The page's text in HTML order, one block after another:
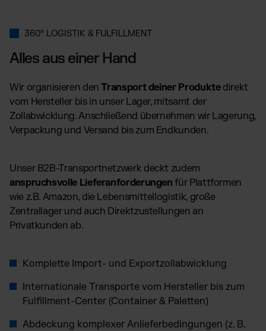
360° LOGISTIK & FULFILLMENT
Alles aus einer Hand
Wir organisieren denTransport deiner Produktedirekt
vom Hersteller bis in unser Lager, mitsamt der
Zollabwicklung. Anschließend übernehmen wir Lagerung,
Verpackung und Versand bis zum Endkunden.
Unser B2B-Transportnetzwerk deckt zudem
anspruchsvolle Lieferanforderungen für Plattformen
wie z.B. Amazon, die Lebensmittellogistik, große
Zentrallager und auch Direktzustellungen an
Privatkunden ab.
Komplette Import- und Exportzollabwicklung
Internationale Transporte vom Hersteller bis zum
Fulfillment-Center (Container & Paletten)
Abdeckung komplexer Anlieferbedingungen (z. B.